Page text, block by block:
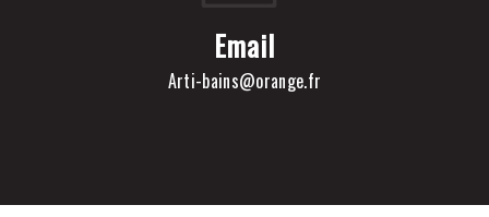
Email
arti-bains@orange.fr